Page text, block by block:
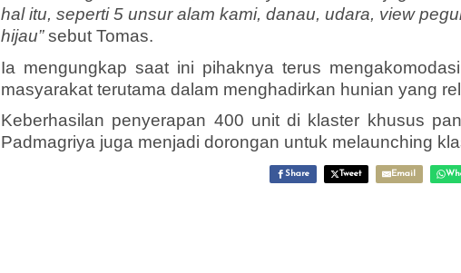
hal itu, seperti 5 unsur alam kami, danau, udara, view
hijau”sebut Tomas.
Ia mengungkap saat ini pihaknya terus
masyarakat terutama dalam menghadirkan hunian yang
Keberhasilan penyerapan 400 unit di klaster khusus
Padmagriya juga menjadi dorongan untuk melaunching
Share Tweet Email